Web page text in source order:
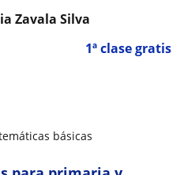
1ª clase gratis
Zavala Silva
básicas